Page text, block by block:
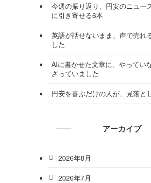
今週の振り返り、円安のニュー
に引き寄せる6本
英語が話せないまま、声で売れ
した
AIに書かせた文章に、やってい
ざっていました
円安を喜ぶだけの人が、見落と
アーカイブ
2026年8月
2026年7月